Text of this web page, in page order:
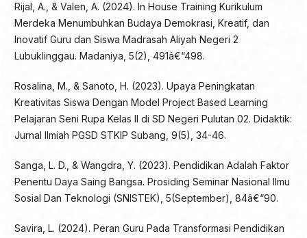
Rijal, A., & Valen, A. (2024). In House Training Kurikulum
Merdeka Menumbuhkan Budaya Demokrasi, Kreatif, dan
Inovatif Guru dan Siswa Madrasah Aliyah Negeri 2
Lubuklinggau. Madaniya, 5(2), 491â€“498.
Rosalina, M., & Sanoto, H. (2023). Upaya Peningkatan
Kreativitas Siswa Dengan Model Project Based Learning
Pelajaran Seni Rupa Kelas II di SD Negeri Pulutan 02. Didaktik:
Jurnal Ilmiah PGSD STKIP Subang, 9(5), 34-46.
Sanga, L. D., & Wangdra, Y. (2023). Pendidikan Adalah Faktor
Penentu Daya Saing Bangsa. Prosiding Seminar Nasional Ilmu
Sosial Dan Teknologi (SNISTEK), 5(September), 84â€“90.
Savira, L. (2024). Peran Guru Pada Transformasi Pendidikan